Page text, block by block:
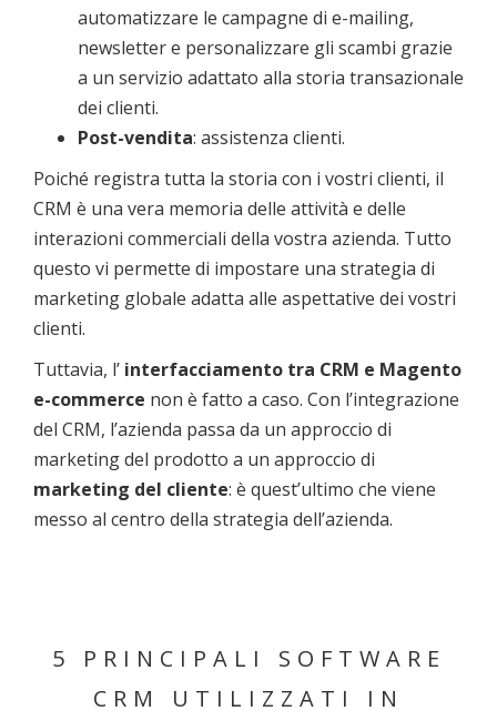
automatizzare le campagne di e-mailing,
newsletter e personalizzare gli scambi grazie
a un servizio adattato alla storia transazionale
dei clienti.
Post-vendita: assistenza clienti.
Poiché registra tutta la storia con i vostri clienti, il
CRM è una vera memoria delle attività e delle
interazioni commerciali della vostra azienda. Tutto
questo vi permette di impostare una strategia di
marketing globale adatta alle aspettative dei vostri
clienti.
Tuttavia, l’ interfacciamento tra CRM e Magento
e-commerce non è fatto a caso. Con l’integrazione
del CRM, l’azienda passa da un approccio di
marketing del prodotto a un approccio di
marketing del cliente: è quest’ultimo che viene
messo al centro della strategia dell’azienda.
5 PRINCIPALI SOFTWARE
CRM UTILIZZATI IN